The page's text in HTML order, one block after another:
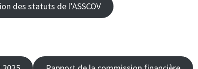
des statuts de l’ASSCOV